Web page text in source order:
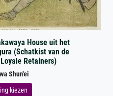
House uit het
(Schatkist van de
Retainers)
Shun'ei
kiezen